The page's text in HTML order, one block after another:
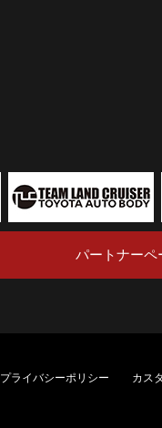
パートナーペ
プライバシーポリシー カス